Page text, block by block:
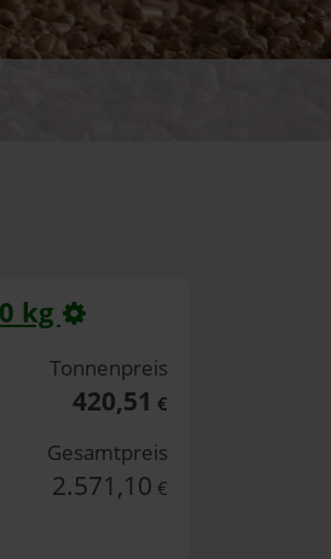
kg
Tonnenpreis
420,51 €
Gesamtpreis
2.571,10 €